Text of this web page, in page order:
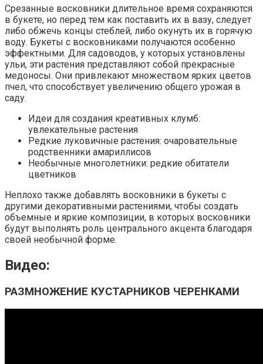
Срезанные восковники длительное время сохраняются
в букете, но перед тем как поставить их в вазу, следует
либо обжечь концы стеблей, либо окунуть их в горячую
воду. Букеты с восковниками получаются особенно
эффектными. Для садоводов, у которых установлены
ульи, эти растения представляют собой прекрасные
медоносы. Они привлекают множеством ярких цветов
пчел, что способствует увеличению общего урожая в
саду.
Идеи для создания креативных клумб:
увлекательные растения
Редкие луковичные растения: очаровательные
родственники амариллисов
Необычные многолетники: редкие обитатели
цветников
Неплохо также добавлять восковники в букеты с
другими декоративными растениями, чтобы создать
объемные и яркие композиции, в которых восковники
будут выполнять роль центрального акцента благодаря
своей необычной форме.
Видео:
РАЗМНОЖЕНИЕ КУСТАРНИКОВ ЧЕРЕНКАМИ